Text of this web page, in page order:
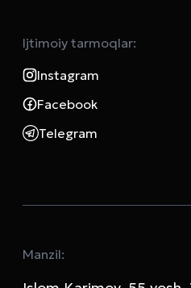
Ijtimoiy tarmoqlar:
Instagram
Facebook
Telegram
Manzil: